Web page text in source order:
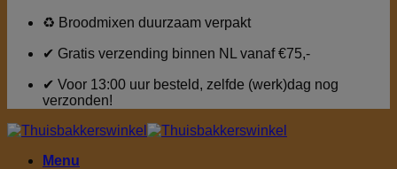
♻ Broodmixen duurzaam verpakt
✔ Gratis verzending binnen NL vanaf €75,-
✔ Voor 13:00 uur besteld, zelfde (werk)dag nog
verzonden!
Menu